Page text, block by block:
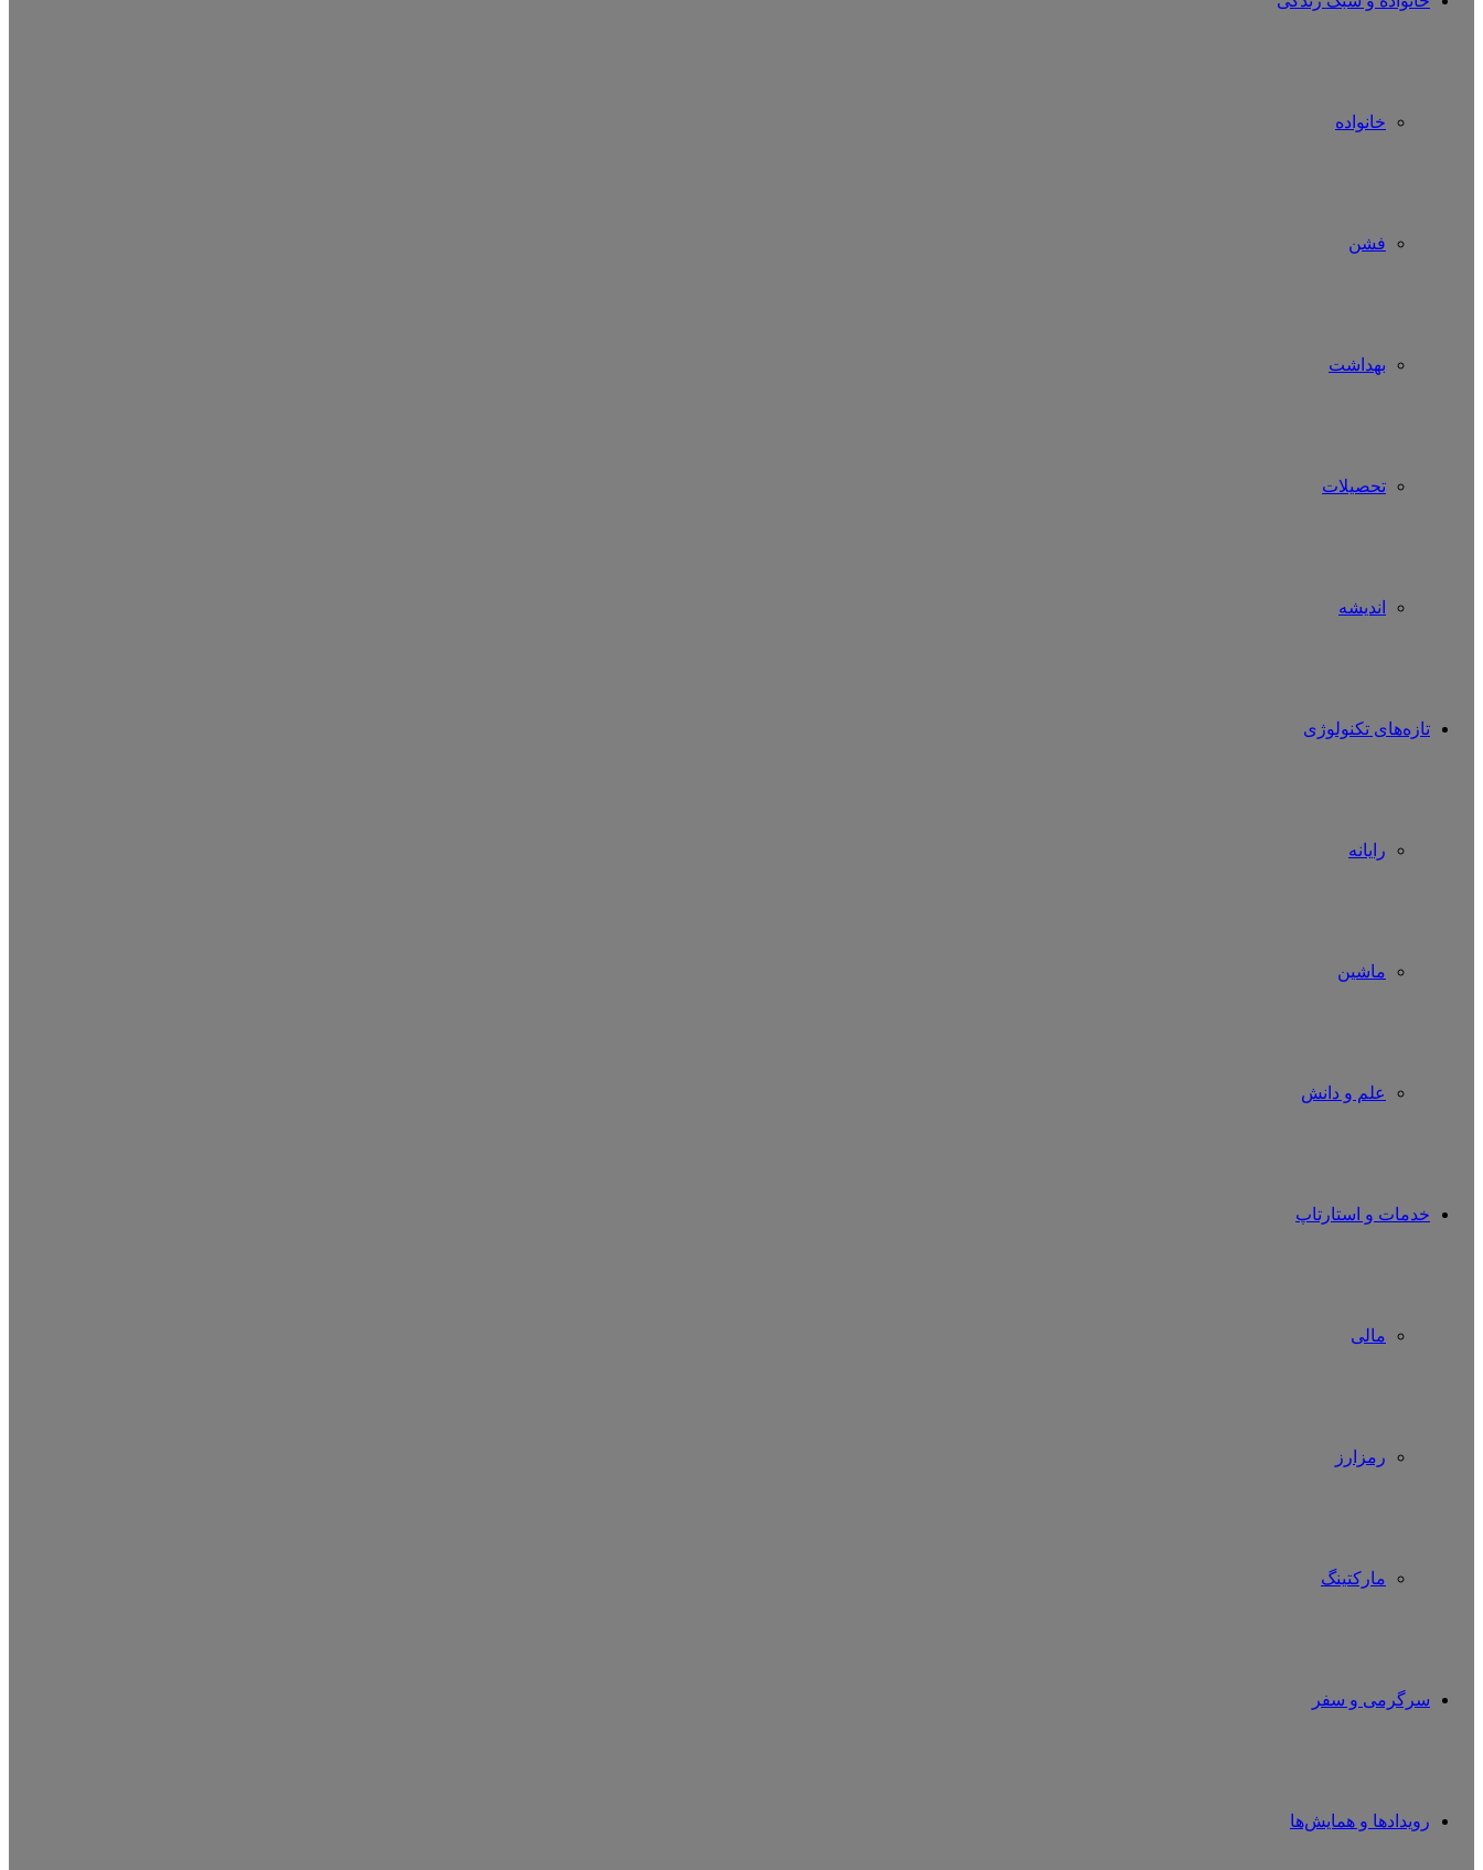
خانواده
فشن
بهداشت
تحصیلات
اندیشه
تازه‌های تکنولوژی
رایانه
ماشین
علم و دانش
خدمات و استارتاپ
مالی
رمزارز
مارکتینگ
سرگرمی و سفر
رویدادها و همایش‌ها